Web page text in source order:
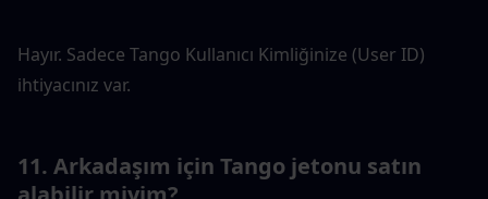
Hayır. Sadece Tango Kullanıcı Kimliğinize (User ID)
ihtiyacınız var.
11. Arkadaşım için Tango jetonu satın